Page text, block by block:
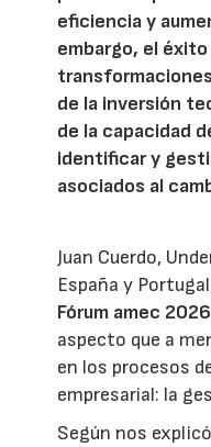
eficiencia y
embargo, el
de la inversión
de la capacidad
identificar y
asociados al
Juan Cuerdo,
España y
Fórum amec 2026
aspecto que a
en los procesos
empresarial: la
Según nos